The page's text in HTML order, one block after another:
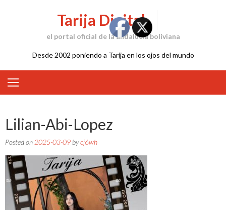
Tarija Digital
el portal oficial de la andalucía boliviana
Desde 2002 poniendo a Tarija en los ojos del mundo
Lilian-Abi-Lopez
Posted on 2025-03-09 bycj6wh